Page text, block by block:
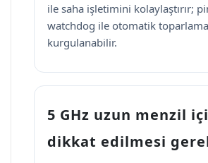
ile saha işletimini kolaylaştırır;
watchdog ile otomatik toparlama
kurgulanabilir.
5 GHz uzun menzil
dikkat edilmesi